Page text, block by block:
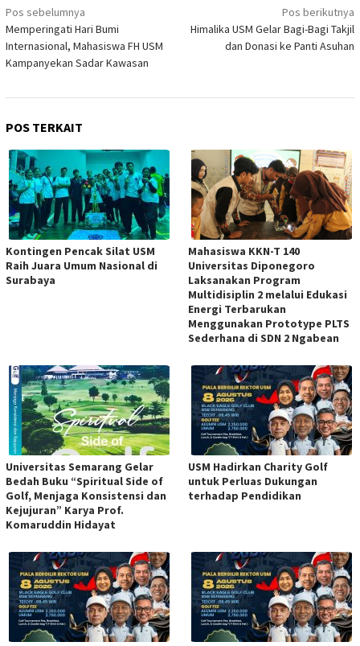
Navigasi
pos
Pos sebelumnya
Memperingati Hari Bumi
Internasional, Mahasiswa FH USM
Kampanyekan Sadar Kawasan
Pos berikutnya
Himalika USM Gelar Bagi-Bagi Takjil
dan Donasi ke Panti Asuhan
POS TERKAIT
Kontingen Pencak Silat USM
Raih Juara Umum Nasional di
Surabaya
Mahasiswa KKN-T 140
Universitas Diponegoro
Laksanakan Program
Multidisiplin 2 melalui Edukasi
Energi Terbarukan
Menggunakan Prototype PLTS
Sederhana di SDN 2 Ngabean
Universitas Semarang Gelar
Bedah Buku “Spiritual Side of
Golf, Menjaga Konsistensi dan
Kejujuran” Karya Prof.
Komaruddin Hidayat
USM Hadirkan Charity Golf
untuk Perluas Dukungan
terhadap Pendidikan